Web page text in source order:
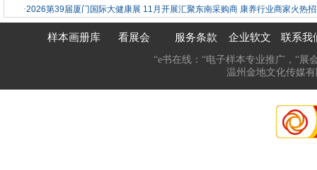
·2026第39届厦门国际大健康展 11月开展汇聚东南采购商 康养行业商家火热
样本画册库 看展会 服务条款 企业软文 联系我
“e书在线：“电子样本专业推广，“展
温州金地文化传媒